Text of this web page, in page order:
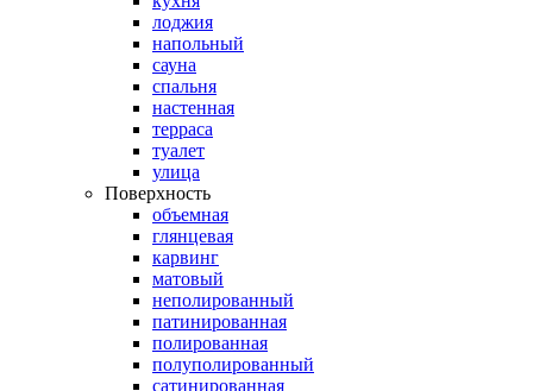
лоджия
напольный
сауна
спальня
настенная
терраса
туалет
улица
Поверхность
объемная
глянцевая
карвинг
матовый
неполированный
патинированная
полированная
полуполированный
сатинированная